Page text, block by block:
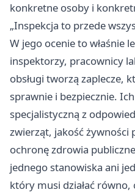
konkretne osoby i
„Inspekcja to przede
W jego ocenie to właśnie
inspektorzy, pracownicy
obsługi tworzą zaplecze,
sprawnie i bezpiecznie.
specjalistyczną z
zwierząt, jakość żywności
ochronę zdrowia
jednego stanowiska ani
który musi działać równo,